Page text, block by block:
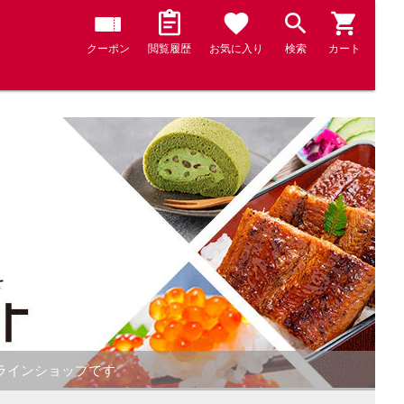
クーポン 閲覧履歴 お気に入り 検索 カート
インショップです。